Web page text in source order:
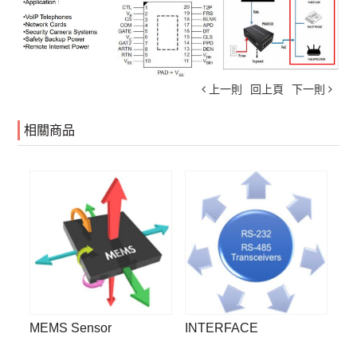
上一則 回上頁 下一則
相關商品
MEMS Sensor INTERFACE